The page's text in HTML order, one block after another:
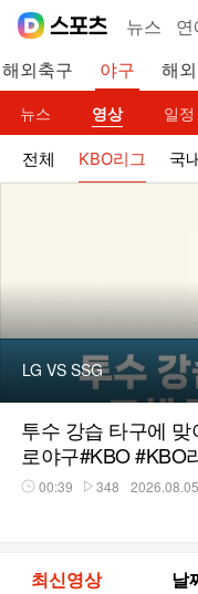
뉴스 연
해외축구 야구 해
뉴스 영상 일정
전체 KBO리그 국
LG VS SSG
투수 강습 타구에
로야구#KBO #KBO
00:39 348 2026.08.05
최신영상 날